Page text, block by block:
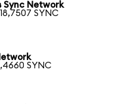
Sync Network
SYNC
SYNC